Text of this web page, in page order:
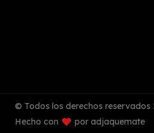
© Todos los derechos reservados
Hecho con
por adjaquemate